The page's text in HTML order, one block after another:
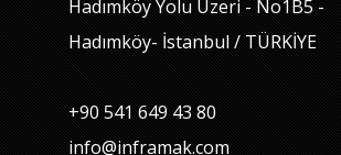
Hadımköy Yolu Üzeri - No1B5 -
Hadımköy- İstanbul / TÜRKİYE
+90 541 649 43 80
info@inframak.com